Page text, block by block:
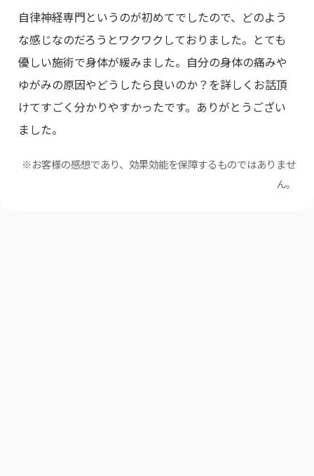
自律神経専門というのが初めてでしたので、どのよう
な感じなのだろうとワクワクしておりました。とても
優しい施術で身体が緩みました。自分の身体の痛みや
ゆがみの原因やどうしたら良いのか？を詳しくお話頂
けてすごく分かりやすかったです。ありがとうござい
ました。
※お客様の感想であり、効果効能を保障するものではありませ
ん。